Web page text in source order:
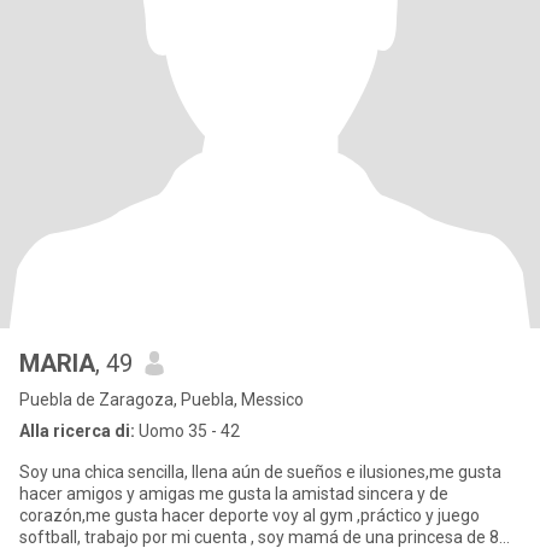
MARIA, 49
Puebla de Zaragoza, Puebla, Messico
Alla ricerca di: Uomo 35 - 42
Soy una chica sencilla, llena aún de sueños e ilusiones,me gusta
hacer amigos y amigas me gusta la amistad sincera y de
corazón,me gusta hacer deporte voy al gym ,práctico y juego
softball, trabajo por mi cuenta , soy mamá de una princesa de 8